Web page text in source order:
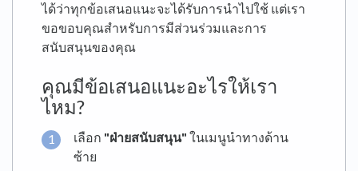
ได้ว่าทุกข้อเสนอแนะจะได้รับการนำไปใช้ แต่เรา
ขอขอบคุณสำหรับการมีส่วนร่วมและการ
สนับสนุนของคุณ
คุณมีข้อเสนอแนะอะไรให้เรา
ไหม?
เลือก "ฝ่ายสนับสนุน" ในเมนูนำทางด้าน
ซ้าย